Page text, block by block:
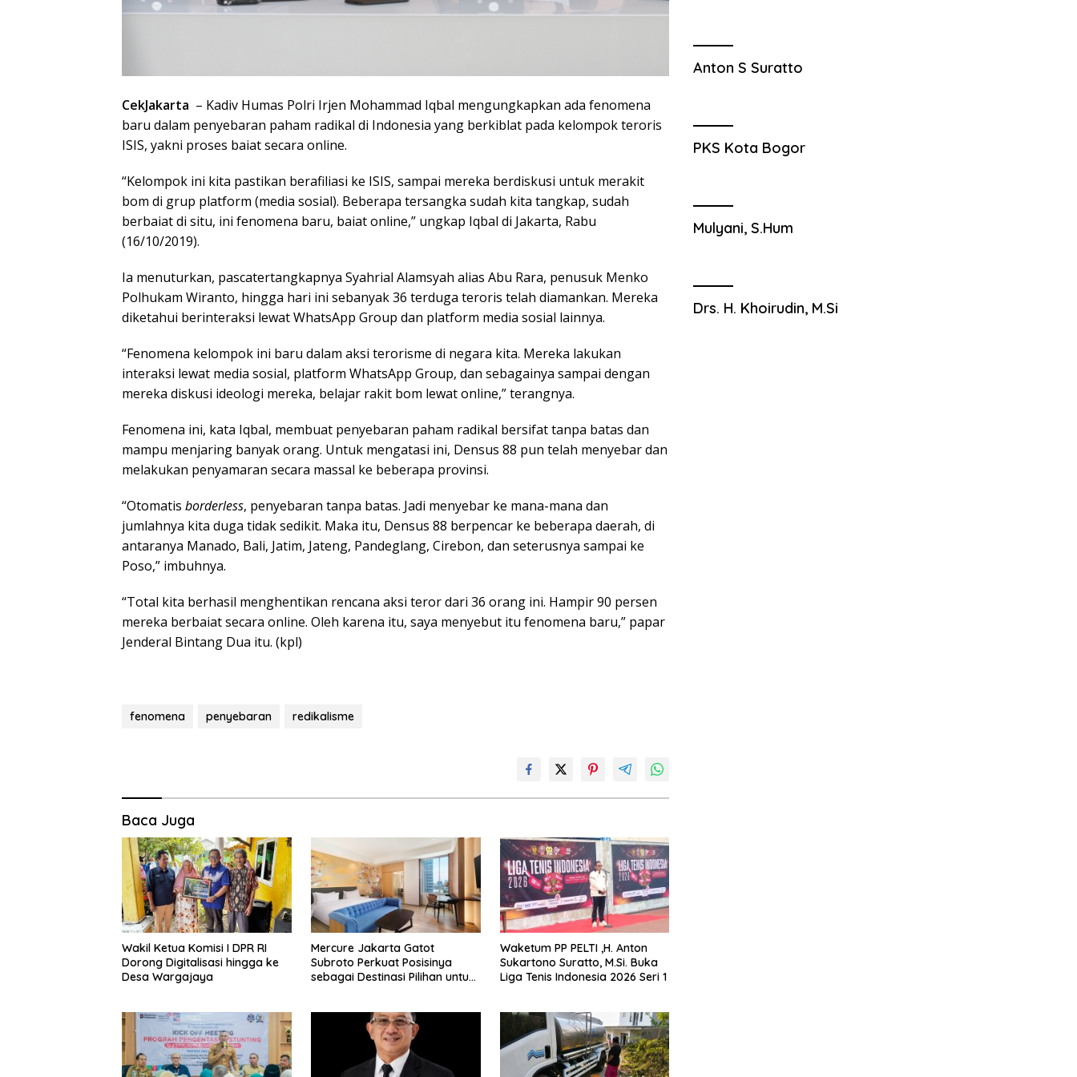
CekJakarta – Kadiv Humas Polri Irjen Mohammad Iqbal mengungkapkan ada fenomena
baru dalam penyebaran paham radikal di Indonesia yang berkiblat pada kelompok teroris
ISIS, yakni proses baiat secara online.
“Kelompok ini kita pastikan berafiliasi ke ISIS, sampai mereka berdiskusi untuk merakit
bom di grup platform (media sosial). Beberapa tersangka sudah kita tangkap, sudah
berbaiat di situ, ini fenomena baru, baiat online,” ungkap Iqbal di Jakarta, Rabu
(16/10/2019).
Ia menuturkan, pascatertangkapnya Syahrial Alamsyah alias Abu Rara, penusuk Menko
Polhukam Wiranto, hingga hari ini sebanyak 36 terduga teroris telah diamankan. Mereka
diketahui berinteraksi lewat WhatsApp Group dan platform media sosial lainnya.
“Fenomena kelompok ini baru dalam aksi terorisme di negara kita. Mereka lakukan
interaksi lewat media sosial, platform WhatsApp Group, dan sebagainya sampai dengan
mereka diskusi ideologi mereka, belajar rakit bom lewat online,” terangnya.
Fenomena ini, kata Iqbal, membuat penyebaran paham radikal bersifat tanpa batas dan
mampu menjaring banyak orang. Untuk mengatasi ini, Densus 88 pun telah menyebar dan
melakukan penyamaran secara massal ke beberapa provinsi.
“Otomatis borderless, penyebaran tanpa batas. Jadi menyebar ke mana-mana dan
jumlahnya kita duga tidak sedikit. Maka itu, Densus 88 berpencar ke beberapa daerah, di
antaranya Manado, Bali, Jatim, Jateng, Pandeglang, Cirebon, dan seterusnya sampai ke
Poso,” imbuhnya.
“Total kita berhasil menghentikan rencana aksi teror dari 36 orang ini. Hampir 90 persen
mereka berbaiat secara online. Oleh karena itu, saya menyebut itu fenomena baru,” papar
Jenderal Bintang Dua itu. (kpl)
fenomena penyebaran redikalisme
Baca Juga
Wakil Ketua Komisi I DPR RI
Dorong Digitalisasi hingga ke
Desa Wargajaya
Mercure Jakarta Gatot
Subroto Perkuat Posisinya
sebagai Destinasi Pilihan untuk
Waketum PP PELTI ,H. Anton
Sukartono Suratto, M.Si. Buka
Liga Tenis Indonesia 2026 Seri 1
Anton S Suratto
PKS Kota Bogor
Mulyani, S.Hum
Drs. H. Khoirudin, M.Si